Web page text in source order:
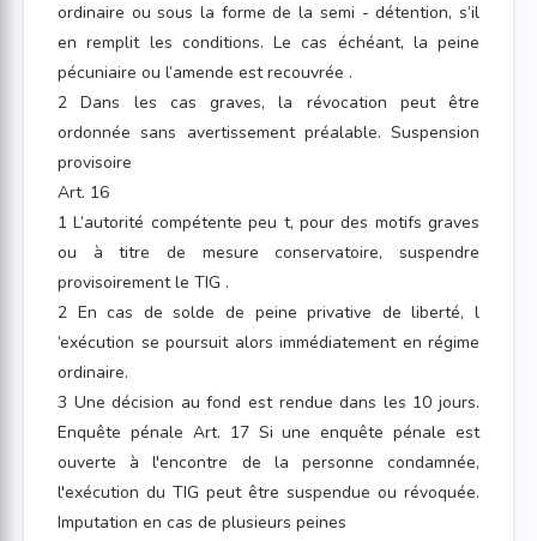
ordinaire ou sous la forme de la semi - détention, s’il
en remplit les conditions. Le cas échéant, la peine
pécuniaire ou l’amende est recouvrée .
2 Dans les cas graves, la révocation peut être
ordonnée sans avertissement préalable. Suspension
provisoire
Art. 16
1 L’autorité compétente peu t, pour des motifs graves
ou à titre de mesure conservatoire, suspendre
provisoirement le TIG .
2 En cas de solde de peine privative de liberté, l
’exécution se poursuit alors immédiatement en régime
ordinaire.
3 Une décision au fond est rendue dans les 10 jours.
Enquête pénale Art. 17 Si une enquête pénale est
ouverte à l'encontre de la personne condamnée,
l'exécution du TIG peut être suspendue ou révoquée.
Imputation en cas de plusieurs peines